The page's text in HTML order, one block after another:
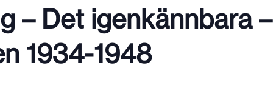
– Det igenkännbara –
1934-1948